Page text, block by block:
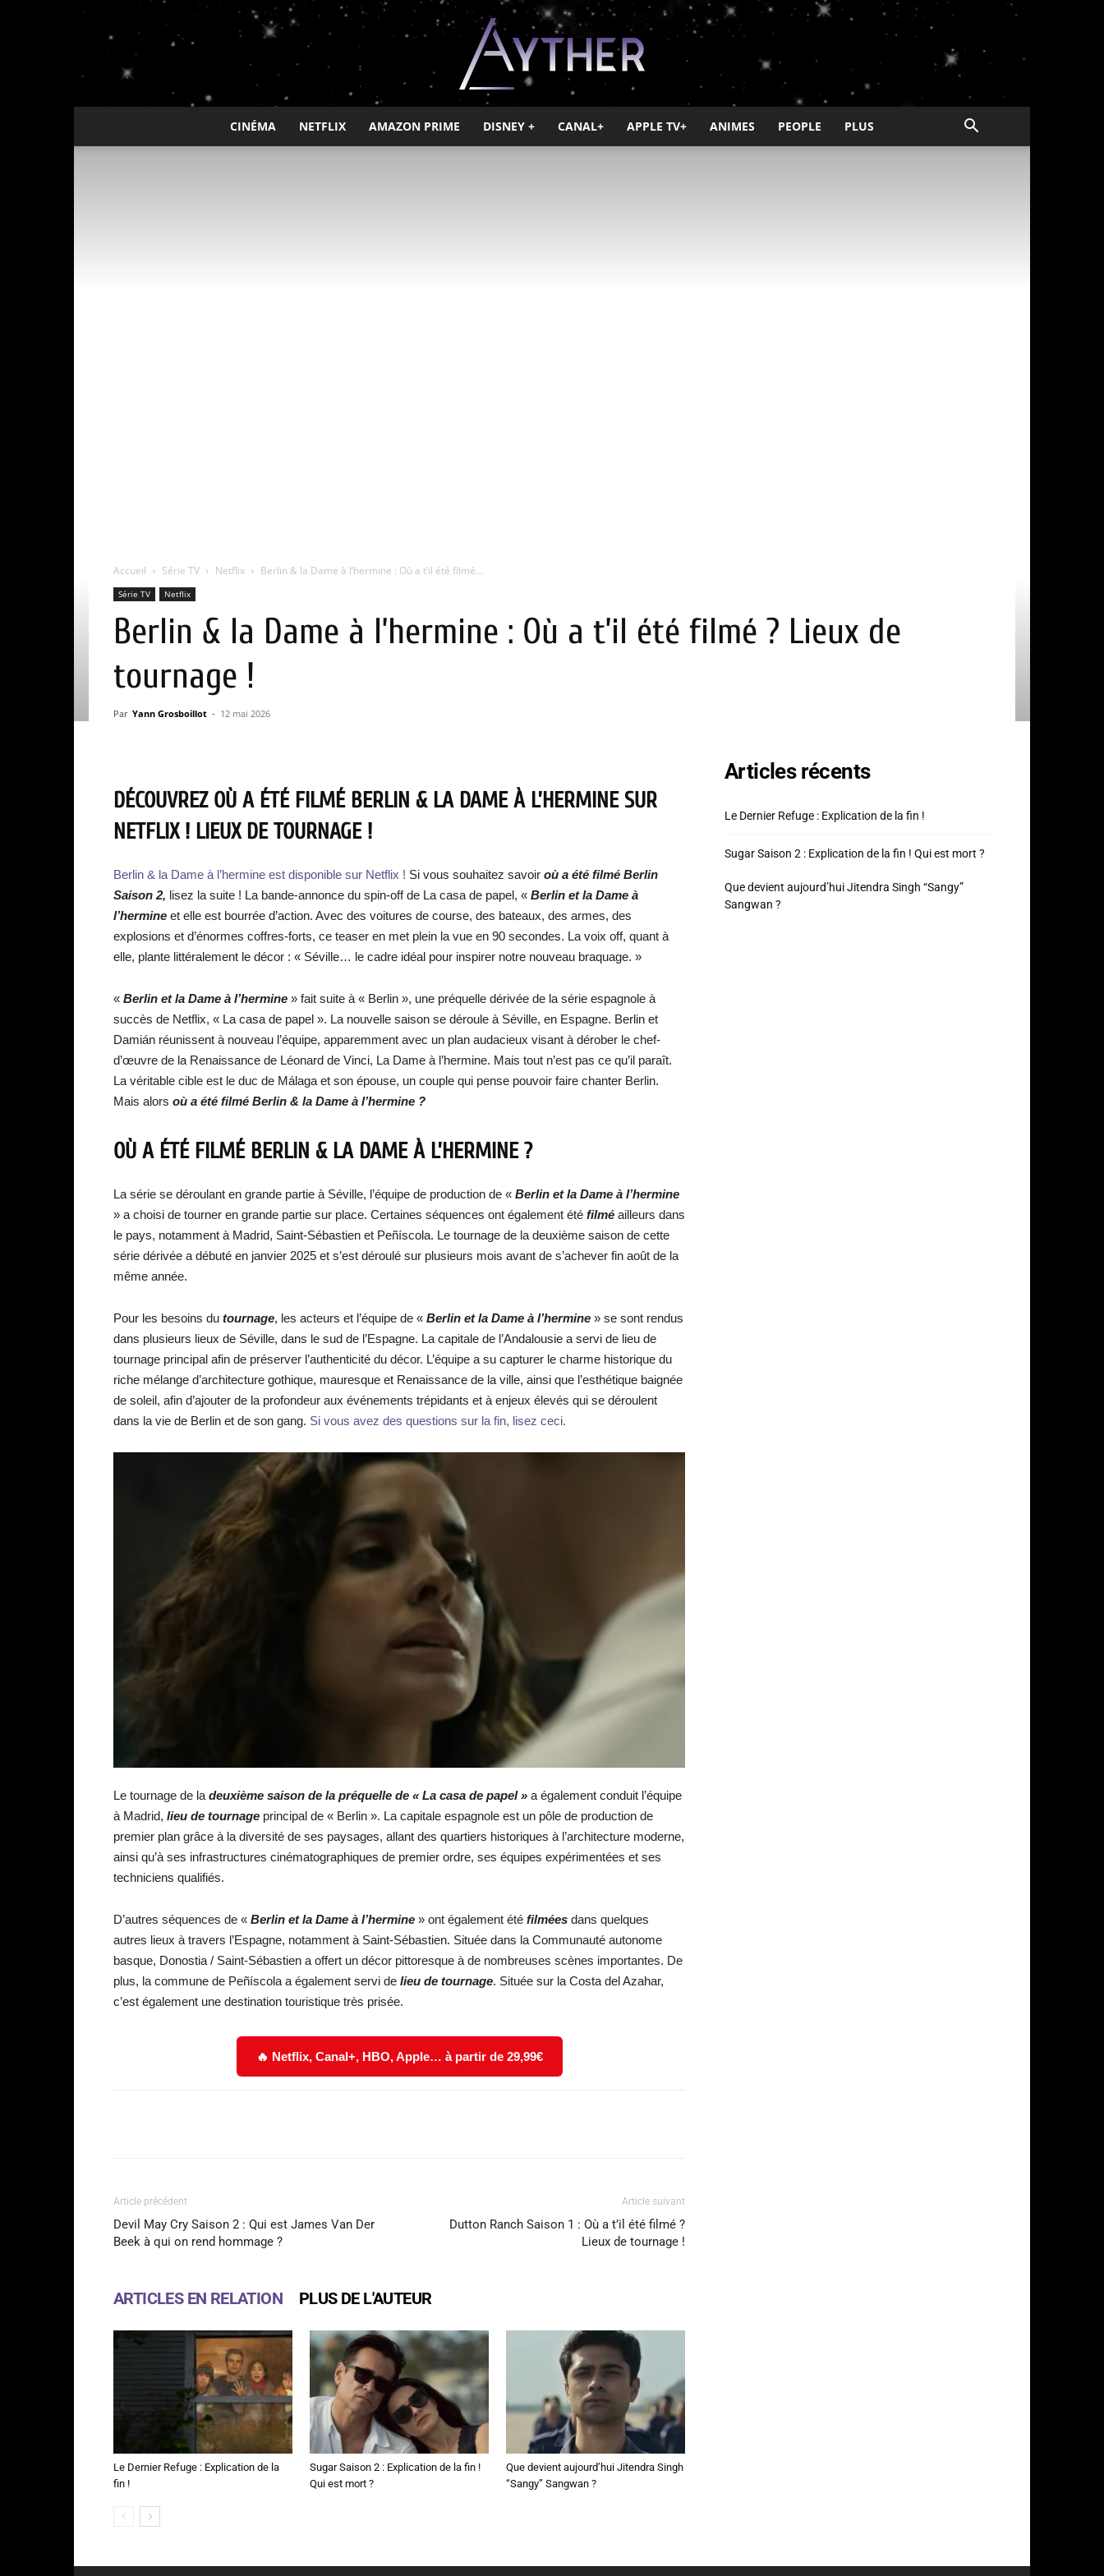
Ayther
CINÉMA NETFLIX AMAZON PRIME DISNEY + CANAL+ APPLE TV+ ANIMES PEOPLE PLUS
Accueil Série TV Netflix Berlin & la Dame à l’hermine : Où a t’il été filmé...
Série TV Netflix
Berlin & la Dame à l’hermine : Où a t’il été filmé ? Lieux de
tournage !
Par Yann Grosboillot - 12 mai 2026
DÉCOUVREZ OÙ A ÉTÉ FILMÉ BERLIN & LA DAME À L’HERMINE SUR
NETFLIX ! LIEUX DE TOURNAGE !
Berlin & la Dame à l’hermine est disponible sur Netflix ! Si vous souhaitez savoir où a été filmé Berlin
Saison 2, lisez la suite ! La bande-annonce du spin-off de La casa de papel, « Berlin et la Dame à
l’hermine et elle est bourrée d’action. Avec des voitures de course, des bateaux, des armes, des
explosions et d’énormes coffres-forts, ce teaser en met plein la vue en 90 secondes. La voix off, quant à
elle, plante littéralement le décor : « Séville… le cadre idéal pour inspirer notre nouveau braquage. »
« Berlin et la Dame à l’hermine » fait suite à « Berlin », une préquelle dérivée de la série espagnole à
succès de Netflix, « La casa de papel ». La nouvelle saison se déroule à Séville, en Espagne. Berlin et
Damián réunissent à nouveau l’équipe, apparemment avec un plan audacieux visant à dérober le chef-
d’œuvre de la Renaissance de Léonard de Vinci, La Dame à l’hermine. Mais tout n’est pas ce qu’il paraît.
La véritable cible est le duc de Málaga et son épouse, un couple qui pense pouvoir faire chanter Berlin.
Mais alors où a été filmé Berlin & la Dame à l’hermine ?
OÙ A ÉTÉ FILMÉ BERLIN & LA DAME À L’HERMINE ?
La série se déroulant en grande partie à Séville, l’équipe de production de « Berlin et la Dame à l’hermine
» a choisi de tourner en grande partie sur place. Certaines séquences ont également été filmé ailleurs dans
le pays, notamment à Madrid, Saint-Sébastien et Peñíscola. Le tournage de la deuxième saison de cette
série dérivée a débuté en janvier 2025 et s’est déroulé sur plusieurs mois avant de s’achever fin août de la
même année.
Pour les besoins du tournage, les acteurs et l’équipe de « Berlin et la Dame à l’hermine » se sont rendus
dans plusieurs lieux de Séville, dans le sud de l’Espagne. La capitale de l’Andalousie a servi de lieu de
tournage principal afin de préserver l’authenticité du décor. L’équipe a su capturer le charme historique du
riche mélange d’architecture gothique, mauresque et Renaissance de la ville, ainsi que l’esthétique baignée
de soleil, afin d’ajouter de la profondeur aux événements trépidants et à enjeux élevés qui se déroulent
dans la vie de Berlin et de son gang. Si vous avez des questions sur la fin, lisez ceci.
Le tournage de la deuxième saison de la préquelle de « La casa de papel » a également conduit l’équipe
à Madrid, lieu de tournage principal de « Berlin ». La capitale espagnole est un pôle de production de
premier plan grâce à la diversité de ses paysages, allant des quartiers historiques à l’architecture moderne,
ainsi qu’à ses infrastructures cinématographiques de premier ordre, ses équipes expérimentées et ses
techniciens qualifiés.
D’autres séquences de « Berlin et la Dame à l’hermine » ont également été filmées dans quelques
autres lieux à travers l’Espagne, notamment à Saint-Sébastien. Située dans la Communauté autonome
basque, Donostia / Saint-Sébastien a offert un décor pittoresque à de nombreuses scènes importantes. De
plus, la commune de Peñíscola a également servi de lieu de tournage. Située sur la Costa del Azahar,
c’est également une destination touristique très prisée.
🔥 Netflix, Canal+, HBO, Apple… à partir de 29,99€
Article précédent
Devil May Cry Saison 2 : Qui est James Van Der
Beek à qui on rend hommage ?
Article suivant
Dutton Ranch Saison 1 : Où a t’il été filmé ?
Lieux de tournage !
ARTICLES EN RELATION PLUS DE L'AUTEUR
Le Dernier Refuge : Explication de la
fin !
Sugar Saison 2 : Explication de la fin !
Qui est mort ?
Que devient aujourd’hui Jitendra Singh
“Sangy” Sangwan ?
Articles récents
Le Dernier Refuge : Explication de la fin !
Sugar Saison 2 : Explication de la fin ! Qui est mort ?
Que devient aujourd’hui Jitendra Singh “Sangy”
Sangwan ?